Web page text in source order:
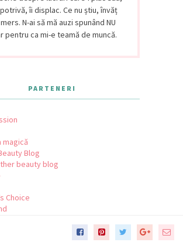
îi displac. Ce nu știu, învăț
N-ai să mă auzi spunând NU
pentru ca mi-e teamă de muncă.
PARTENERI
magică
Blog
beauty blog
Choice